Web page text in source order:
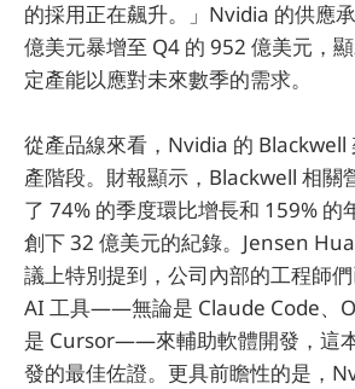
的採用正在飆升。」Nvidia 的供應
億美元暴增至 Q4 的 952 億美元，
定產能以應對未來數季的需求。
從產品線來看，Nvidia 的 Blackwell
產階段。財報顯示，Blackwell 相關
了 74% 的季度環比增長和 159% 的
創下 32 億美元的紀錄。Jensen
議上特別提到，公司內部的工程師
AI 工具——無論是 Claude Code、
是 Cursor——來輔助軟體開發，這
發的最佳佐證。更具前瞻性的是，